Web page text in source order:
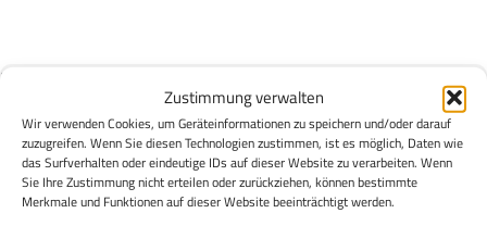
Zustimmung verwalten
Wir verwenden Cookies, um Geräteinformationen zu speichern und/oder darauf
zuzugreifen. Wenn Sie diesen Technologien zustimmen, ist es möglich, Daten wie
das Surfverhalten oder eindeutige IDs auf dieser Website zu verarbeiten. Wenn
Sie Ihre Zustimmung nicht erteilen oder zurückziehen, können bestimmte
Merkmale und Funktionen auf dieser Website beeinträchtigt werden.
Der Essen & Wissen Newsletter
Essen & Wissen in Ihrem Postfach:Entdecken Sie die
Möglichkeiten einer gesunden Ernährung und erhalten Sie
in regelmäßigen Abständen Tipps zu einer gesunden
Ernährung, Rezepte sowie Infos zu Veranstaltungen und
Projekten der ESSEN WISSEN Stiftung Eildermann.